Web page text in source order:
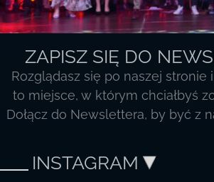
ZAPISZ SIĘ DO
Rozglądasz się po naszej stronie
to miejsce, w którym chciałbyś
Dołącz do Newslettera, by być z
INSTAGRAM